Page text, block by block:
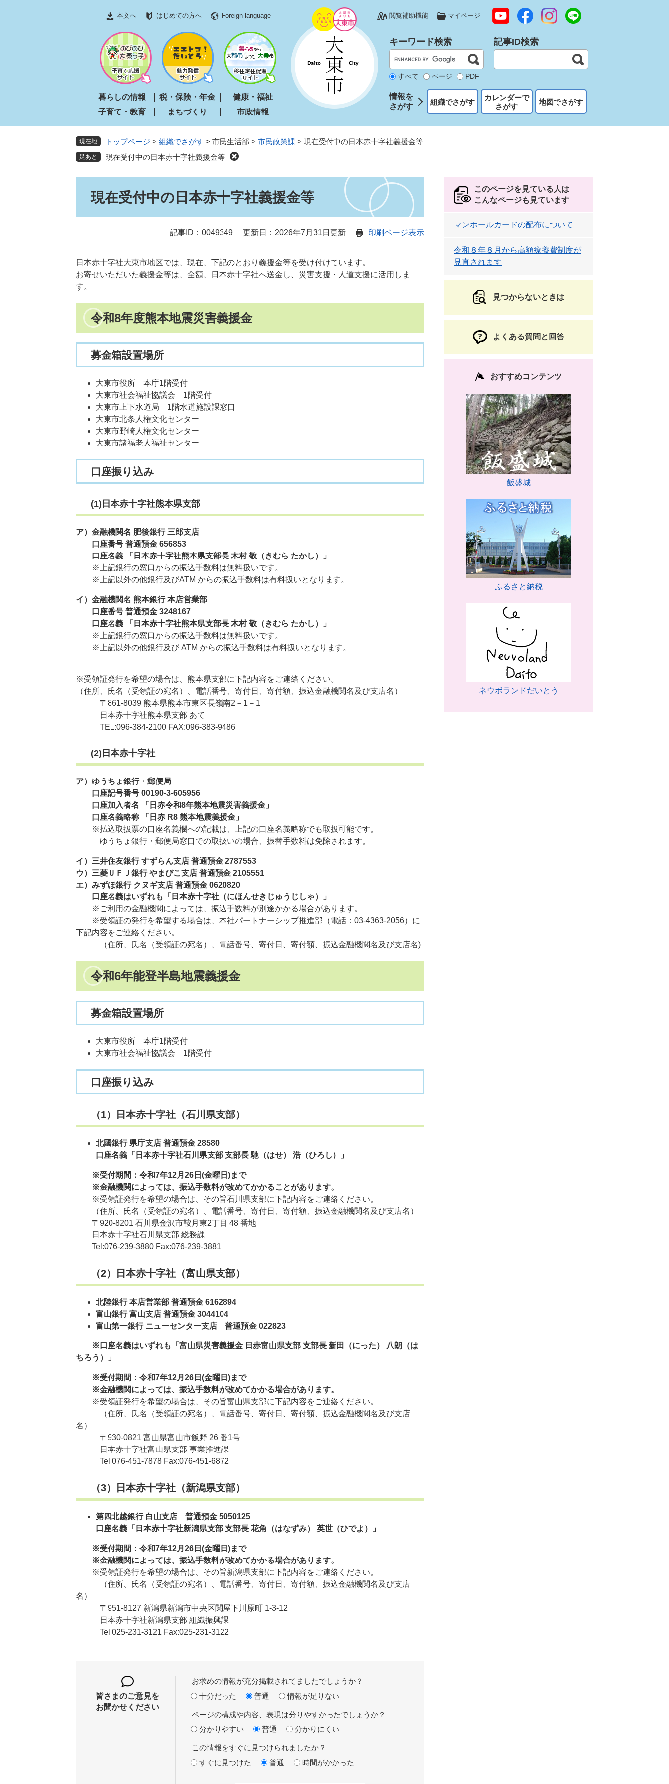
文
本文へ はじめての方へ Foreign language 閲覧補助機能 マイページ
暮らしの情報 税・保険・年金
健康・福祉
子育て・教育
まちづくり 市政情報
キーワード検索
すべて ページ PDF
記事ID検索
情報を
さがす
組織でさがす
カレンダーで
さがす
地図でさがす
現在地 トップページ > 組織でさがす > 市民生活部 > 市民政策課 > 現在受付中の日本赤十字社義援金等
現在受付中の日本赤十字社義援金等
現在受付中の日本赤十字社義援金等
記事ID：0049349 更新日：2026年7月31日更新 印刷ページ表示
日本赤十字社大東市地区では、現在、下記のとおり義援金等を受け付けています。
お寄せいただいた義援金等は、全額、日本赤十字社へ送金し、災害支援・人道支援に活用しま
す。
令和8年度熊本地震災害義援金
募金箱設置場所
大東市役所 本庁1階受付
大東市社会福祉協議会 1階受付
大東市上下水道局 1階水道施設課窓口
大東市北条人権文化センター
大東市野崎人権文化センター
大東市諸福老人福祉センター
口座振り込み
(1)日本赤十字社熊本県支部
ア）金融機関名 肥後銀行 三郎支店
​ 口座番号 普通預金 656853
​口座名義 「日本赤十字社熊本県支部長 木村 敬（きむら たかし）」
​ ※上記銀行の窓口からの振込手数料は無料扱いです。
※上記以外の他銀行及びATM からの振込手数料は有料扱いとなります。
イ）金融機関名 熊本銀行 本店営業部
口座番号 普通預金 3248167
​ 口座名義 「日本赤十字社熊本県支部長 木村 敬（きむら たかし）」
​※上記銀行の窓口からの振込手数料は無料扱いです。
※上記以外の他銀行及び ATM からの振込手数料は有料扱いとなります。
※受領証発行を希望の場合は、熊本県支部に下記内容をご連絡ください。
（住所、氏名（受領証の宛名）、電話番号、寄付日、寄付額、振込金融機関名及び支店名）
〒861-8039 熊本県熊本市東区長嶺南2－1－1
日本赤十字社熊本県支部 あて
TEL:096-384-2100 FAX:096-383-9486
(2)日本赤十字社
ア）ゆうちょ銀行・郵便局
口座記号番号 00190-3-605956
口座加入者名 「日赤令和8年熊本地震災害義援金」
口座名義略称 「日赤 R8 熊本地震義援金」
​ ※払込取扱票の口座名義欄への記載は、上記の口座名義略称でも取扱可能です。
ゆうちょ銀行・郵便局窓口での取扱いの場合、振替手数料は免除されます。
イ）三井住友銀行 すずらん支店 普通預金 2787553
ウ）三菱ＵＦＪ銀行 やまびこ支店 普通預金 2105551
エ）みずほ銀行 クヌギ支店 普通預金 0620820
​口座名義はいずれも「日本赤十字社（にほんせきじゅうじしゃ）」
※ご利用の金融機関によっては、振込手数料が別途かかる場合があります。
※受領証の発行を希望する場合は、本社パートナーシップ推進部（電話：03-4363-2056）に
下記内容をご連絡ください。
（住所、氏名（受領証の宛名）、電話番号、寄付日、寄付額、振込金融機関名及び支店名)​
令和6年能登半島地震義援金
募金箱設置場所
大東市役所 本庁1階受付
大東市社会福祉協議会 1階受付
口座振り込み
（1）日本赤十字社（石川県支部）
北國銀行 県庁支店 普通預金 28580
口座名義「日本赤十字社石川県支部 支部長 馳（はせ） 浩（ひろし）」
※受付期間：令和7年12月26日(金曜日)まで
※金融機関によっては、振込手数料が改めてかかることがあります。
※受領証発行を希望の場合は、その旨石川県支部に下記内容をご連絡ください。
（住所、氏名（受領証の宛名）、電話番号、寄付日、寄付額、振込金融機関名及び支店名）
〒920-8201 石川県金沢市鞍月東2丁目 48 番地
日本赤十字社石川県支部 総務課
Tel:076-239-3880 Fax:076-239-3881​
（2）日本赤十字社（富山県支部）
​北陸銀行 本店営業部 普通預金 6162894
富山銀行 富山支店 普通預金 3044104
富山第一銀行 ニューセンター支店 普通預金 022823
※口座名義はいずれも「富山県災害義援金 日赤富山県支部 支部長 新田（にった） 八朗（は
ちろう）」
※受付期間：​令和7年12月26日(金曜日)​まで
※金融機関によっては、振込手数料が改めてかかる場合があります。
※受領証発行を希望の場合は、その旨富山県支部に下記内容をご連絡ください。
（住所、氏名（受領証の宛名）、電話番号、寄付日、寄付額、振込金融機関名及び支店
名）
〒930-0821 富山県富山市飯野 26 番1号
日本赤十字社富山県支部 事業推進課
Tel:076-451-7878 Fax:076-451-6872​
（3）日本赤十字社（新潟県支部）
第四北越銀行 白山支店 普通預金 5050125
口座名義「日本赤十字社新潟県支部 支部長 花角（はなずみ） 英世（ひでよ）」
※受付期間：​令和7年12月26日(金曜日)​まで
※金融機関によっては、振込手数料が改めてかかる場合があります。
※受領証発行を希望の場合は、その旨新潟県支部に下記内容をご連絡ください。
（住所、氏名（受領証の宛名）、電話番号、寄付日、寄付額、振込金融機関名及び支店
名）
〒951-8127 新潟県新潟市中央区関屋下川原町 1-3-12
日本赤十字社新潟県支部 組織振興課
Tel:025-231-3121 Fax:025-231-3122
皆さまのご意見を
お聞かせください
お求めの情報が充分掲載されてましたでしょうか？
十分だった
普通 情報が足りない
ページの構成や内容、表現は分りやすかったでしょうか？
分かりやすい
普通 分かりにくい
この情報をすぐに見つけられましたか？
すぐに見つけた
普通 時間がかかった
このページを見ている人は
こんなページも見ています
マンホールカードの配布について
令和８年８月から高額療養費制度が
見直されます
見つからないときは
よくある質問と回答
おすすめコンテンツ
飯盛城
ふるさと納税
ネウボランドだいとう